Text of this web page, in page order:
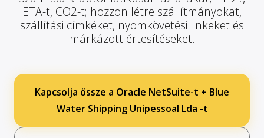
ETA-t, CO2-t; hozzon létre szállítmányokat,
szállítási címkéket, nyomkövetési linkeket és
márkázott értesítéseket.
Kapcsolja össze a Oracle NetSuite-t + Blue
Water Shipping Unipessoal Lda -t